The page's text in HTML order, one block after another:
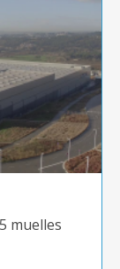
muelles